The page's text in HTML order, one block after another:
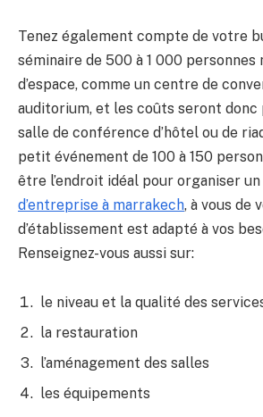
Tenez également compte de votre
séminaire de 500 à 1 000 personnes
d’espace, comme un centre de
auditorium, et les coûts seront donc
salle de conférence d’hôtel ou de
petit événement de 100 à 150
être l’endroit idéal pour organiser un
d’entreprise à marrakech, à vous de
d’établissement est adapté à vos
Renseignez-vous aussi sur:
le niveau et la qualité des
la restauration
l’aménagement des salles
les équipements